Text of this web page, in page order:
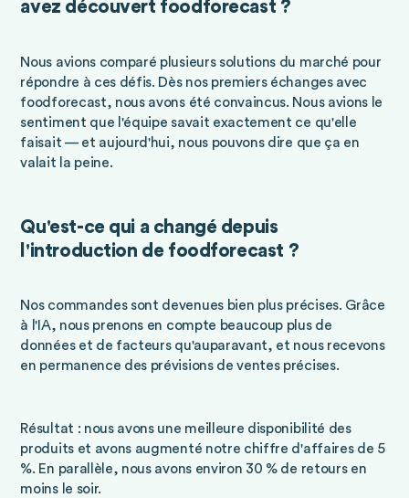
avez découvert foodforecast ?
Nous avions comparé plusieurs solutions du marché pour
répondre à ces défis. Dès nos premiers échanges avec
foodforecast, nous avons été convaincus. Nous avions le
sentiment que l'équipe savait exactement ce qu'elle
faisait — et aujourd'hui, nous pouvons dire que ça en
valait la peine.
Qu'est-ce qui a changé depuis
l'introduction de foodforecast ?
Nos commandes sont devenues bien plus précises. Grâce
à l'IA, nous prenons en compte beaucoup plus de
données et de facteurs qu'auparavant, et nous recevons
en permanence des prévisions de ventes précises.
Résultat : nous avons une meilleure disponibilité des
produits et avons augmenté notre chiffre d'affaires de 5
%. En parallèle, nous avons environ 30 % de retours en
moins le soir.